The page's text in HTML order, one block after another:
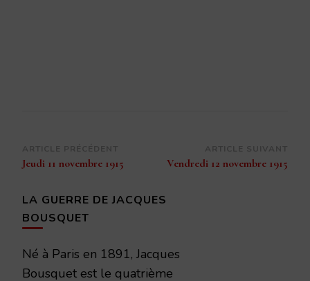
Navigation
d’article
Jeudi 11 novembre 1915 Vendredi 12 novembre 1915
LA GUERRE DE JACQUES
BOUSQUET
Né à Paris en 1891, Jacques
Bousquet est le quatrième